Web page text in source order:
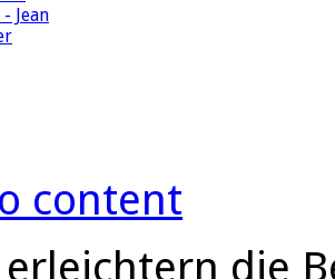
content
erleichtern die